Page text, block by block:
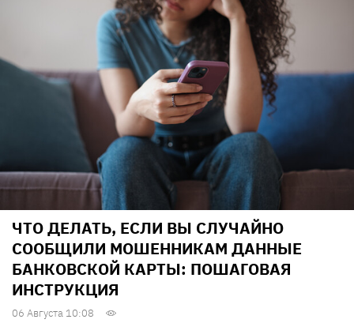
ЧТО ДЕЛАТЬ, ЕСЛИ ВЫ СЛУЧАЙНО
СООБЩИЛИ МОШЕННИКАМ ДАННЫЕ
БАНКОВСКОЙ КАРТЫ: ПОШАГОВАЯ
ИНСТРУКЦИЯ
06 Августа 10:08